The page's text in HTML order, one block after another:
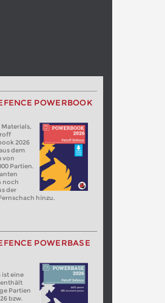
POWERBOOK
2026
dem
von
Partien.
noch
der
hinzu.
POWERBASE
ist eine
Partien
bzw.